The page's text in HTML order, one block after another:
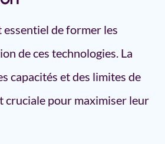
essentiel de former les
de ces technologies. La
capacités et des limites de
cruciale pour maximiser leur